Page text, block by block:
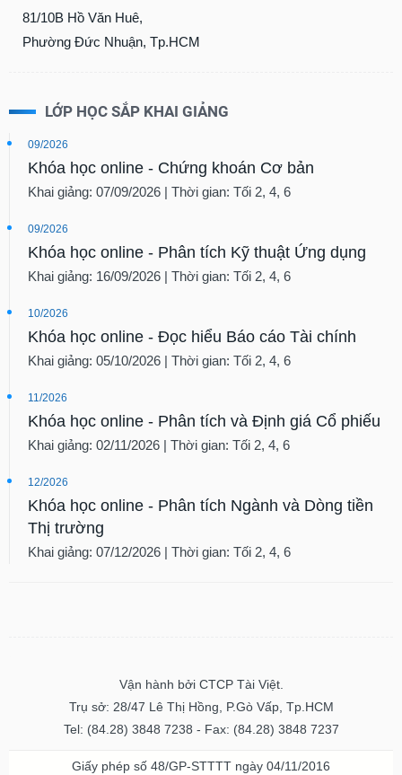
81/10B Hồ Văn Huê,
Phường Đức Nhuận, Tp.HCM
LỚP HỌC SẮP KHAI GIẢNG
09/2026
Khóa học online - Chứng khoán Cơ bản
Khai giảng: 07/09/2026 | Thời gian: Tối 2, 4, 6
09/2026
Khóa học online - Phân tích Kỹ thuật Ứng dụng
Khai giảng: 16/09/2026 | Thời gian: Tối 2, 4, 6
10/2026
Khóa học online - Đọc hiểu Báo cáo Tài chính
Khai giảng: 05/10/2026 | Thời gian: Tối 2, 4, 6
11/2026
Khóa học online - Phân tích và Định giá Cổ phiếu
Khai giảng: 02/11/2026 | Thời gian: Tối 2, 4, 6
12/2026
Khóa học online - Phân tích Ngành và Dòng tiền
Thị trường
Khai giảng: 07/12/2026 | Thời gian: Tối 2, 4, 6
Vận hành bởi CTCP Tài Việt.
Trụ sở: 28/47 Lê Thị Hồng, P.Gò Vấp, Tp.HCM
Tel: (84.28) 3848 7238 - Fax: (84.28) 3848 7237
Giấy phép số 48/GP-STTTT ngày 04/11/2016